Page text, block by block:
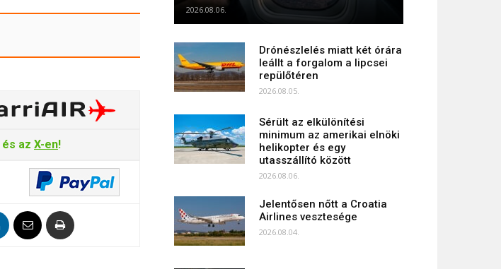
és az X-en!
2026.08.06.
Drónészlelés miatt két órára
leállt a forgalom a lipcsei
repülőtéren
2026.08.05.
Sérült az elkülönítési
minimum az amerikai elnöki
helikopter és egy
utasszállító között
2026.08.06.
Jelentősen nőtt a Croatia
Airlines vesztesége
2026.08.04.